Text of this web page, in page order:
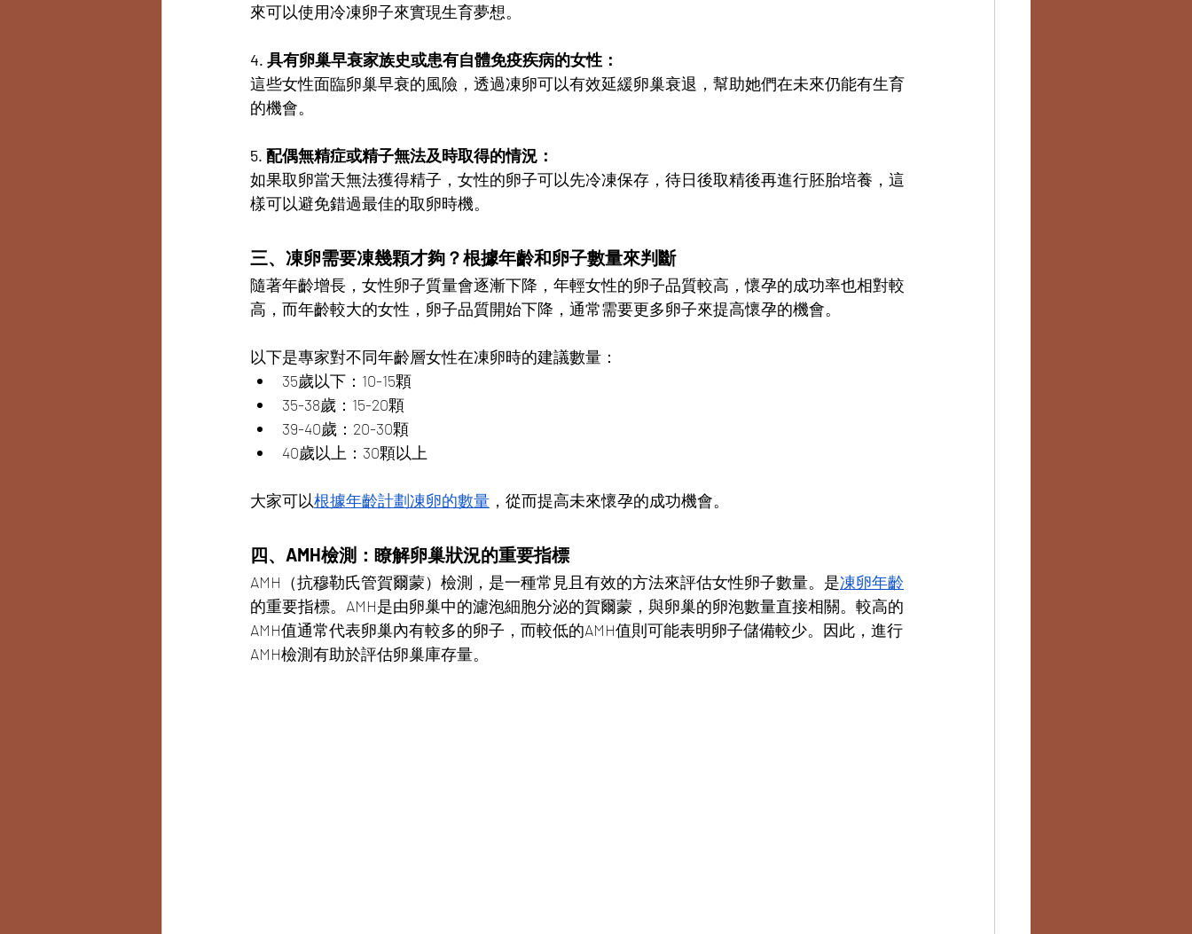
來可以使用冷凍卵子來實現生育夢想。
4. 具有卵巢早衰家族史或患有自體免疫疾病的女性：
這些女性面臨卵巢早衰的風險，透過凍卵可以有效延緩卵巢衰退，幫助她們在未來仍能有生育
的機會。
5. 配偶無精症或精子無法及時取得的情況：
如果取卵當天無法獲得精子，女性的卵子可以先冷凍保存，待日後取精後再進行胚胎培養，這
樣可以避免錯過最佳的取卵時機。
三、凍卵需要凍幾顆才夠？根據年齡和卵子數量來判斷
隨著年齡增長，女性卵子質量會逐漸下降，年輕女性的卵子品質較高，懷孕的成功率也相對較
高，而年齡較大的女性，卵子品質開始下降，通常需要更多卵子來提高懷孕的機會。
以下是專家對不同年齡層女性在凍卵時的建議數量：
35歲以下：10-15顆
35-38歲：15-20顆
39-40歲：20-30顆
40歲以上：30顆以上
大家可以根據年齡計劃凍卵的數量 ，從而提高未來懷孕的成功機會。
四、AMH檢測：瞭解卵巢狀況的重要指標
AMH（抗穆勒氏管賀爾蒙）檢測，是一種常見且有效的方法來評估女性卵子數量。 是凍卵年齡
的重要指標。 AMH是由卵巢中的濾泡細胞分泌的賀爾蒙，與卵巢的卵泡數量直接相關。較高的
AMH值通常代表卵巢內有較多的卵子，而較低的AMH值則可能表明卵子儲備較少。因此，進行
AMH檢測有助於評估卵巢庫存量。